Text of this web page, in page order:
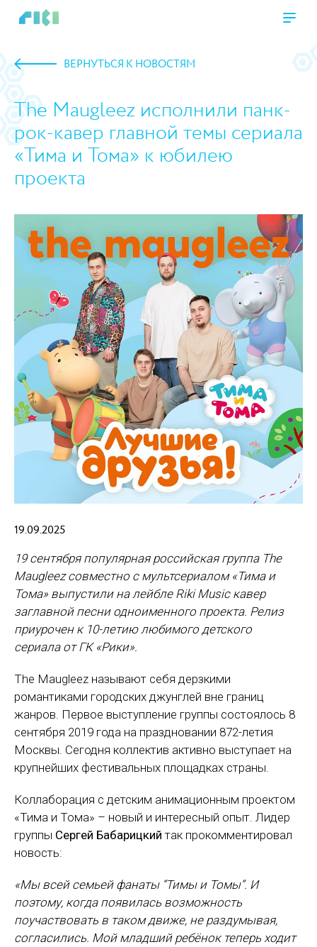
ВЕРНУТЬСЯ К НОВОСТЯМ
The Maugleez исполнили панк-
рок-кавер главной темы сериала
«Тима и Тома» к юбилею
проекта
https://www.high-endrolex.com/45
19.09.2025
19 сентября популярная российская группа The
Maugleez совместно с мультсериалом «Тима и
Тома» выпустили на лейбле Riki Music кавер
заглавной песни одноименного проекта. Релиз
приурочен к 10-летию любимого детского
сериала от ГК «Рики».
The Maugleez называют себя дерзкими
романтиками городских джунглей вне границ
жанров. Первое выступление группы состоялось 8
сентября 2019 года на праздновании 872-летия
Москвы. Сегодня коллектив активно выступает на
крупнейших фестивальных площадках страны.
Коллаборация с детским анимационным проектом
«Тима и Тома» – новый и интересный опыт. Лидер
группы Сергей Бабарицкий так прокомментировал
новость:
«Мы всей семьей фанаты “Тимы и Томы”. И
поэтому, когда появилась возможность
поучаствовать в таком движе, не раздумывая,
согласились. Мой младший ребёнок теперь ходит